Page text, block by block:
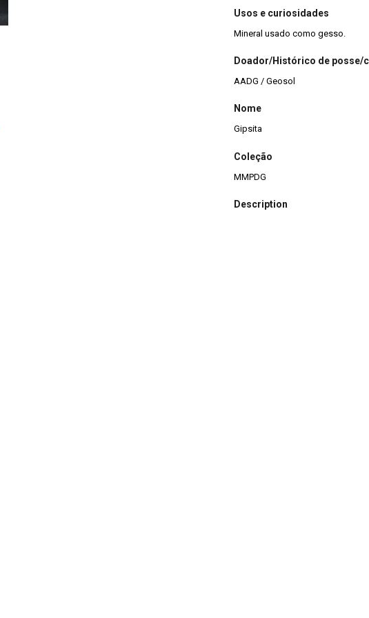
Usos e curiosidades
Mineral usado como gesso.
Doador/Histórico de posse/
AADG / Geosol
Nome
Gipsita
Coleção
MMPDG
Description